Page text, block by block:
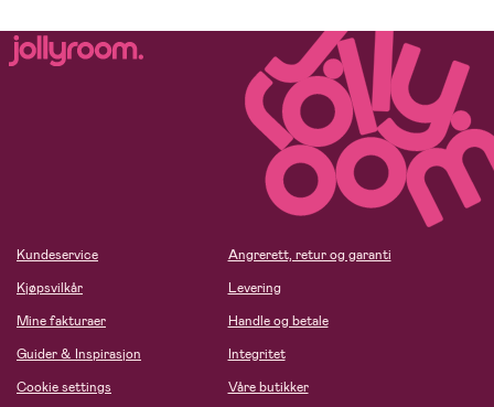
Kundeservice
Kjøpsvilkår
Mine fakturaer
Guider & Inspirasjon
Cookie settings
Angrerett, retur og garanti
Levering
Handle og betale
Integritet
Våre butikker